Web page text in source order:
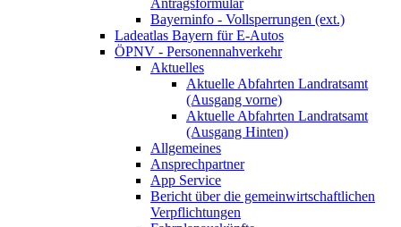
Antragsformular
Bayerninfo - Vollsperrungen (ext.)
Ladeatlas Bayern für E-Autos
ÖPNV - Personennahverkehr
Aktuelles
Aktuelle Abfahrten Landratsamt
(Ausgang vorne)
Aktuelle Abfahrten Landratsamt
(Ausgang Hinten)
Allgemeines
Ansprechpartner
App Service
Bericht über die gemeinwirtschaftlichen
Verpflichtungen